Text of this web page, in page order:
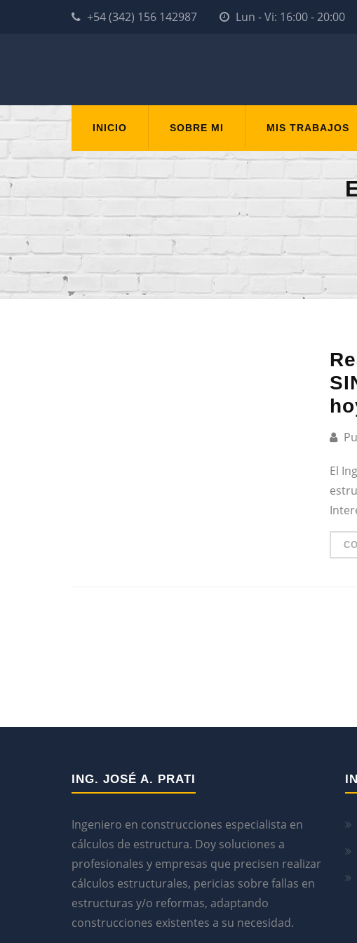
+54 (342) 156 142987 Lun - Vi: 16:00 -
INICIO SOBRE MI MIS TRABAJOS
El
ING. JOSÉ A. PRATI
Ingeniero en construcciones especialista en
cálculos de estructura. Doy soluciones a
profesionales y empresas que precisen realizar
cálculos estructurales, pericias sobre fallas en
estructuras y/o reformas, adaptando
construcciones existentes a su necesidad.